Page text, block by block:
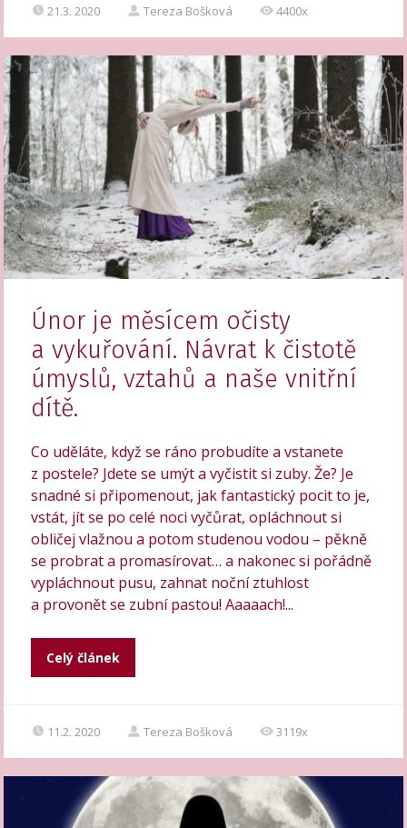
21.3. 2020 Tereza Bošková 4400x
Únor je měsícem očisty
a vykuřování. Návrat k čistotě
úmyslů, vztahů a naše vnitřní
dítě.
Co uděláte, když se ráno probudíte a vstanete
z postele? Jdete se umýt a vyčistit si zuby. Že? Je
snadné si připomenout, jak fantastický pocit to je,
vstát, jít se po celé noci vyčůrat, opláchnout si
obličej vlažnou a potom studenou vodou – pěkně
se probrat a promasírovat… a nakonec si pořádně
vypláchnout pusu, zahnat noční ztuhlost
a provonět se zubní pastou! Aaaaach!...
Celý článek
11.2. 2020 Tereza Bošková 3119x